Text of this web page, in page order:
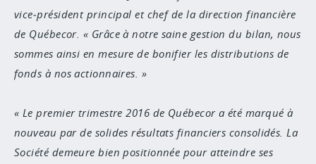
vice‑président principal et chef de la direction financière
de Québecor. « Grâce à notre saine gestion du bilan, nous
sommes ainsi en mesure de bonifier les distributions de
fonds à nos actionnaires.
Le premier trimestre 2016 de Québecor a été marqué à
nouveau par de solides résultats financiers consolidés. La
Société demeure bien positionnée pour atteindre ses